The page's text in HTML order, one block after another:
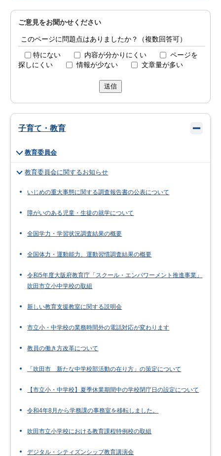
ご意見をお聞かせください
このページに問題点はありましたか？（複数回答可）
特にない 内容が分かりにくい
ページを
探しにくい
情報が少ない 文章量が多い
送信
子育て・教育
教育委員会
教育委員会に関するお知らせ
いじめの重大事態に関する調査報告書の公表について
障がいのある児童・生徒の就学について
全国学力・学習状況調査結果の概要
全国体力・運動能力、運動習慣調査結果の概要
令和5年度大阪府教育庁「スクール・エンパワーメント推進事業」
吹田市立小中学校の取組
新しい教育支援教室に関する説明会
市立小・中学校の業務時間外の電話対応が変わります
教員の働き方改革について
「吹田市 新たな中学校部活動の在り方」の策定について
【市立小・中学校】夏季休業期間中の学校閉庁日の設定について
令和4年8月から学務課の事務室を移転しました。
吹田市立小学校における教育課程特例校の取組
デジタル・シティズンシップ教育講演会